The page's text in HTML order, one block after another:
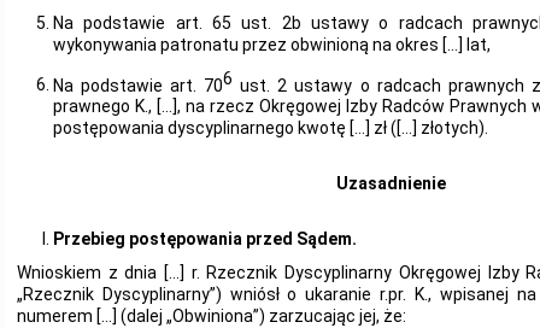
Na podstawie art. 65 ust. 2b ustawy o radcach
wykonywania patronatu przez obwinioną na okres […] lat,
Na podstawie art. 706 ust. 2 ustawy o radcach prawnych
prawnego K., […], na rzecz Okręgowej Izby Radców Prawnych
postępowania dyscyplinarnego kwotę […] zł ([…] złotych).
Uzasadnienie
Przebieg postępowania przed Sądem.
Wnioskiem z dnia […] r. Rzecznik Dyscyplinarny Okręgowej Izby
„Rzecznik Dyscyplinarny”) wniósł o ukaranie r.pr. K., wpisanej
numerem […] (dalej „Obwiniona”) zarzucając jej, że: